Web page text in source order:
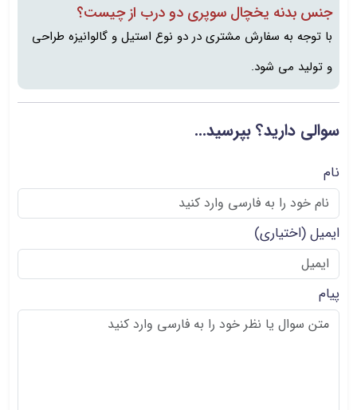
جنس بدنه یخچال سوپری دو درب از چیست؟
با توجه به سفارش مشتری در دو نوع استیل و گالوانیزه طراحی
و تولید می شود.
سوالی دارید؟ بپرسید...
نام
ایمیل(اختیاری)
پیام